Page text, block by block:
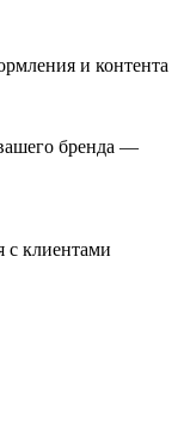
и контента
бренда —
с клиентами